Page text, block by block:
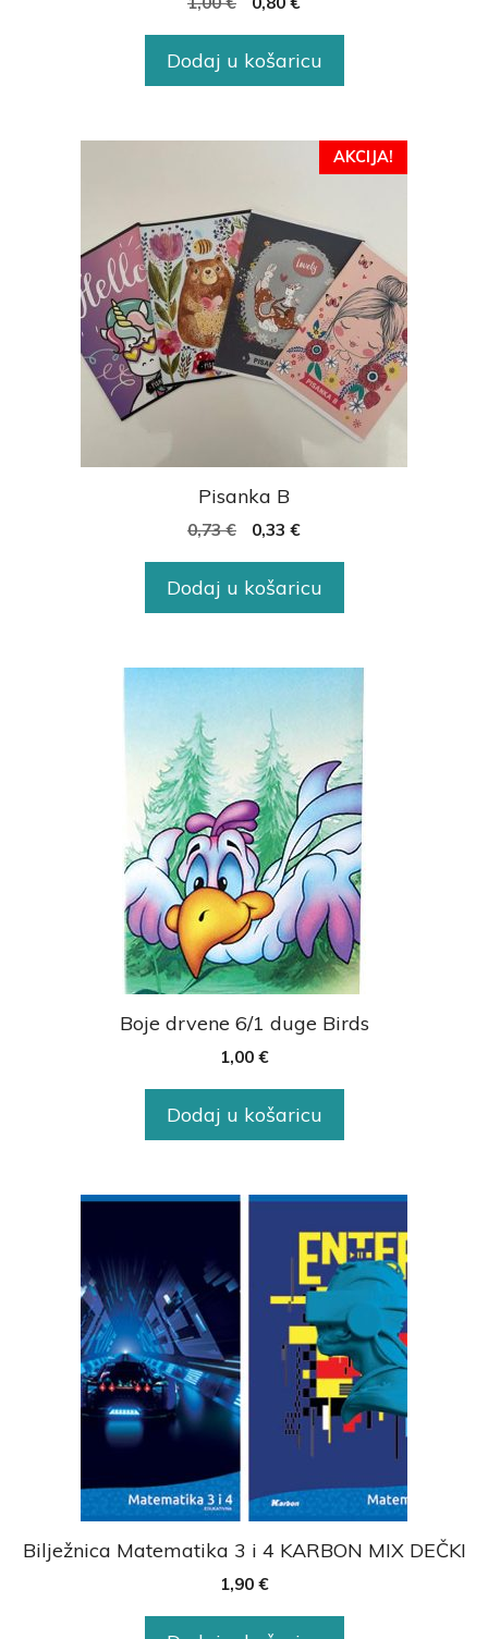
Dodaj u košaricu
AKCIJA!
Pisanka B
0,73€ 0,33 €
Dodaj u košaricu
Boje drvene 6/1 duge Birds
1,00 €
Dodaj u košaricu
Bilježnica Matematika 3 i 4 KARBON MIX DEČKI
1,90 €